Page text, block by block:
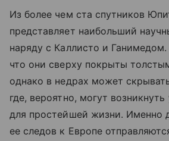
Из более чем ста спутников
представляет наибольший
наряду с Каллисто и Ганимедом.
что они сверху покрыты
однако в недрах может
где, вероятно, могут возникнуть
для простейшей жизни. Именно
ее следов к Европе